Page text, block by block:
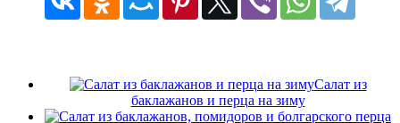
Салат из
баклажанов и перца на зиму